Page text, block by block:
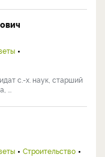
с.-х. наук, старший
Строительство